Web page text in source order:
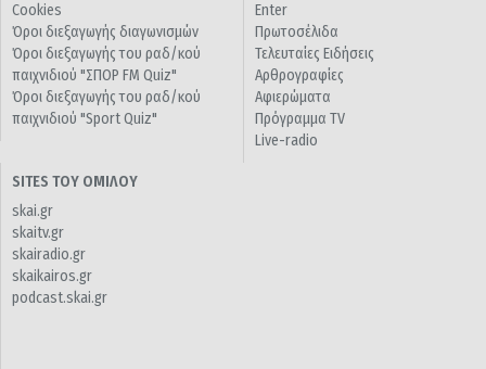
Cookies
Όροι διεξαγωγής διαγωνισμών
Όροι διεξαγωγής του ραδ/κού
παιχνιδιού "ΣΠΟΡ FM Quiz"
Όροι διεξαγωγής του ραδ/κού
παιχνιδιού "Sport Quiz"
Enter
Πρωτοσέλιδα
Τελευταίες Ειδήσεις
Αρθρογραφίες
Αφιερώματα
Πρόγραμμα TV
Live-radio
SITES ΤΟΥ ΟΜΙΛΟΥ
skai.gr
skaitv.gr
skairadio.gr
skaikairos.gr
podcast.skai.gr